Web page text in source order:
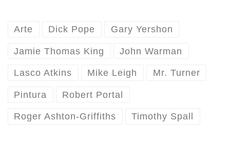
Arte Dick Pope Gary Yershon
Jamie Thomas King John Warman
Lasco Atkins Mike Leigh Mr. Turner
Pintura Robert Portal
Roger Ashton-Griffiths Timothy Spall